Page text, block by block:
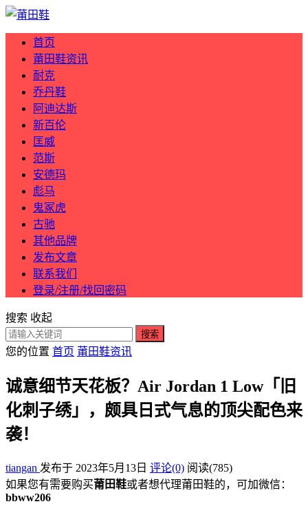
首页
莆田鞋资讯
耐克
乔丹鞋
阿迪达斯
新百伦
匡威
范斯
安德玛
彪马
鬼冢虎
古驰
其他品牌
发布文章
联系我们
登录/注册/找回密码
搜索 收起
搜索
您的位置 首页 莆田鞋资讯
诚意细节天花板？Air Jordan 1 Low「旧
化刺子绣」，颇具日式气息的顶尖配色来
袭！
tiangan 发布于 2023年5月13日 评论(0) 阅读(785)
如果您有需要购买莆田鞋或者想代理莆田鞋的，可加微信：
bbww206